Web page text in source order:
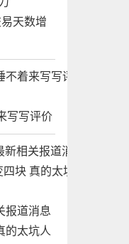
天数增
写写评价
报道消息
的太坑人